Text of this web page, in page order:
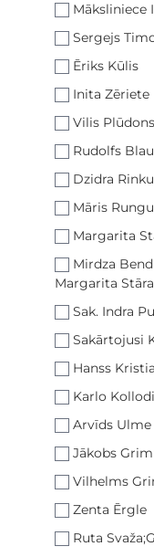
Māksliniece
Sergejs
Ēriks Kūlis
Inita Zēriete
Vilis Plūdons
Rudolfs
Dzidra
Māris
Margarita
Mirdza
Margarita
Sak. Indra
Sakārtojusi
Hanss
Karlo Kollodi
Arvīds Ulme
Jākobs
Vilhelms
Zenta Ērgle
Ruta